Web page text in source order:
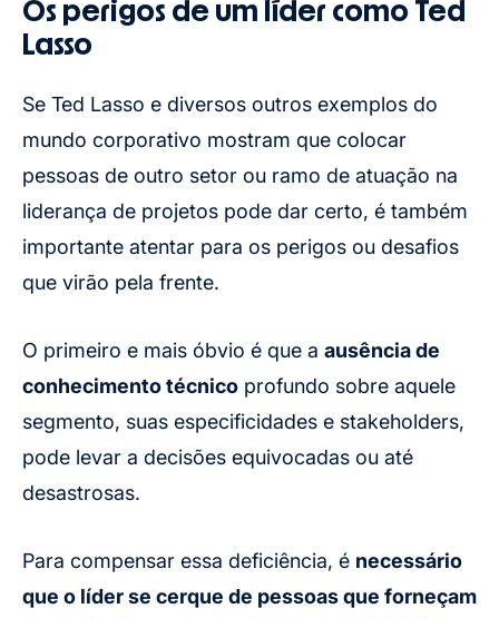
Os perigos de um líder como Ted
Lasso
Se Ted Lasso e diversos outros exemplos do
mundo corporativo mostram que colocar
pessoas de outro setor ou ramo de atuação na
liderança de projetos pode dar certo, é também
importante atentar para os perigos ou desafios
que virão pela frente.
O primeiro e mais óbvio é que a ausência de
conhecimento técnico profundo sobre aquele
segmento, suas especificidades e stakeholders,
pode levar a decisões equivocadas ou até
desastrosas.
Para compensar essa deficiência, é necessário
que o líder se cerque de pessoas que forneçam